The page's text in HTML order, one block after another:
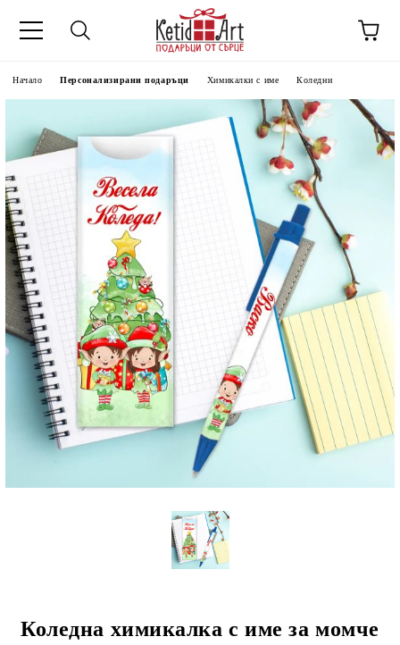
Начало Персонализирани подаръци Химикалки с име Коледни
Коледна химикалка с име за момче